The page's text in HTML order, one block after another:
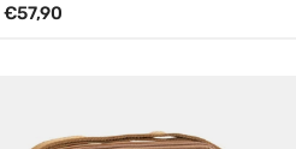
Normaler Preis
€57,90